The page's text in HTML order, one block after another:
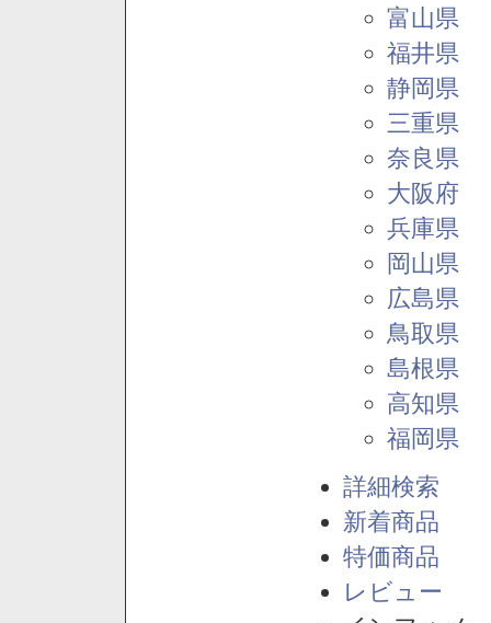
富山県
福井県
静岡県
三重県
奈良県
大阪府
兵庫県
岡山県
広島県
鳥取県
島根県
高知県
福岡県
詳細検索
新着商品
特価商品
レビュー